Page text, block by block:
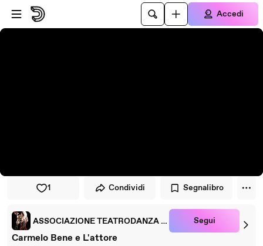
Vai al lettore
Passa al contenuto principale
Accedi
1 Condividi Segnalibro
ASSOCIAZIONE TEATRODANZA PETRUSKA Segui
Carmelo Bene e L'attore